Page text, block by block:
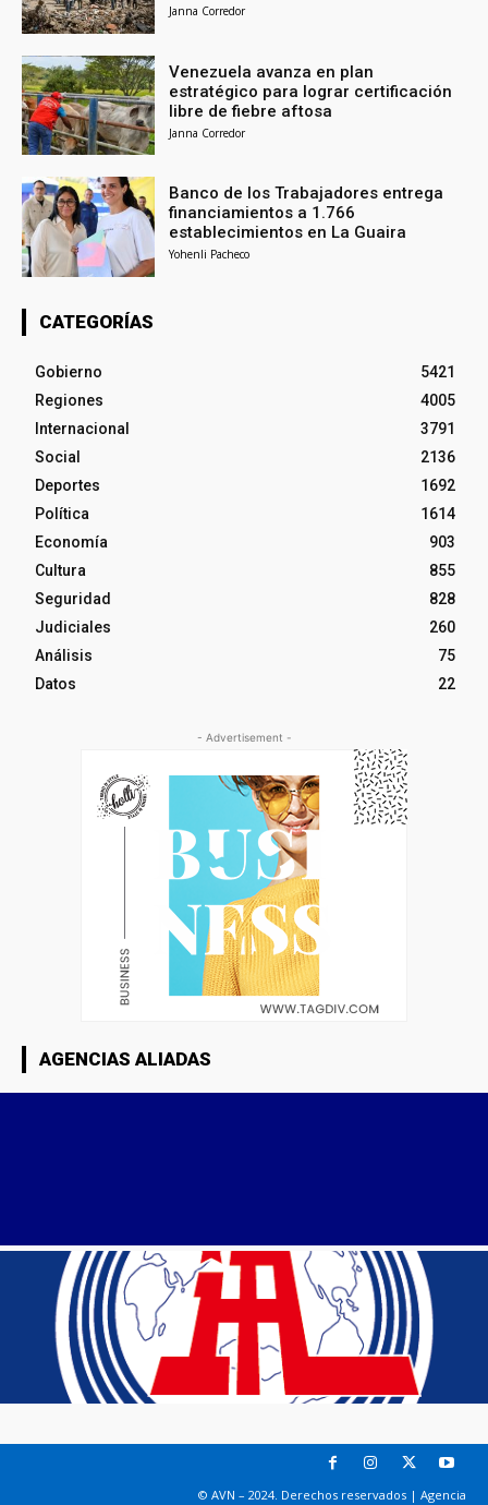
Janna Corredor
Venezuela avanza en plan
estratégico para lograr certificación
libre de fiebre aftosa
Janna Corredor
Banco de los Trabajadores entrega
financiamientos a 1.766
establecimientos en La Guaira
Yohenli Pacheco
CATEGORÍAS
Gobierno
5421
Regiones
4005
Internacional
3791
Social
2136
Deportes
1692
Política
1614
Economía
903
Cultura
855
Seguridad
828
Judiciales
260
Análisis
75
Datos
22
- Advertisement -
AGENCIAS ALIADAS
© AVN – 2024. Derechos reservados | Agencia